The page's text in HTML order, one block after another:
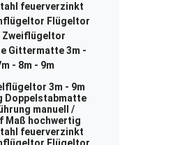
3m - 9m
Doppelstabmatte
manuell /
Maß hochwertig
feuerverzinkt